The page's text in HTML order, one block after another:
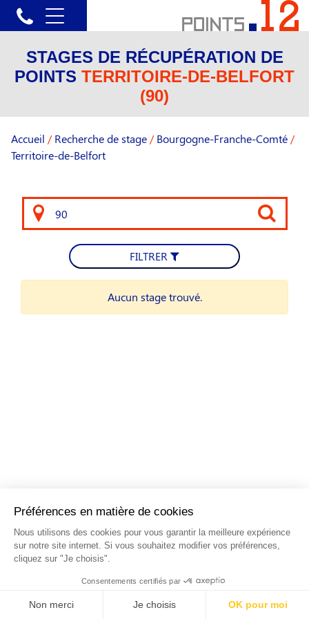
STAGES DE RÉCUPÉRATION DE
POINTS TERRITOIRE-DE-BELFORT
(90)
Accueil / Recherche de stage / Bourgogne-Franche-Comté /
Territoire-de-Belfort
FILTRER
Aucun stage trouvé.
NOS STAGES DANS LES